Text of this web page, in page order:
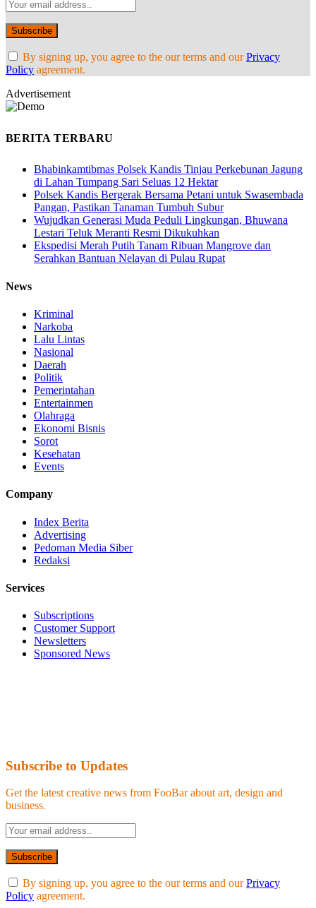
By signing up, you agree to the our terms and ourPrivacy
Policy agreement.
Advertisement
BERITA TERBARU
Bhabinkamtibmas Polsek Kandis Tinjau Perkebunan Jagung
di Lahan Tumpang Sari Seluas 12 Hektar
Polsek Kandis Bergerak Bersama Petani untuk Swasembada
Pangan, Pastikan Tanaman Tumbuh Subur
Wujudkan Generasi Muda Peduli Lingkungan, Bhuwana
Lestari Teluk Meranti Resmi Dikukuhkan
Ekspedisi Merah Putih Tanam Ribuan Mangrove dan
Serahkan Bantuan Nelayan di Pulau Rupat
News
Kriminal
Narkoba
Lalu Lintas
Nasional
Daerah
Politik
Pemerintahan
Entertainmen
Olahraga
Ekonomi Bisnis
Sorot
Kesehatan
Events
Company
Index Berita
Advertising
Pedoman Media Siber
Redaksi
Services
Subscriptions
Customer Support
Newsletters
Sponsored News
Subscribe to Updates
Get the latest creative news from FooBar about art, design and
business.
By signing up, you agree to the our terms and ourPrivacy
Policy agreement.